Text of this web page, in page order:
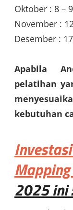
Oktober : 8 –
November :
Desember :
Apabila
pelatihan
kebutuhan
Investasi
2025 ini :